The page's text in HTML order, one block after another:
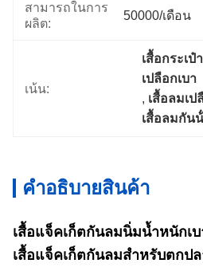
สามารถในการ
ผลิต:
50000/เดือน
เน้น:
เสื้อกระเป๋
เปลือกเบา
, เสื้อลมเป
เสื้อลมกัน
คําอธิบายสินค้า
เสื้อแจ็คเก็ตกันลมนิ่มน้ำหนักเ
เสื้อแจ็คเก็ตกันลมสำหรับตกป